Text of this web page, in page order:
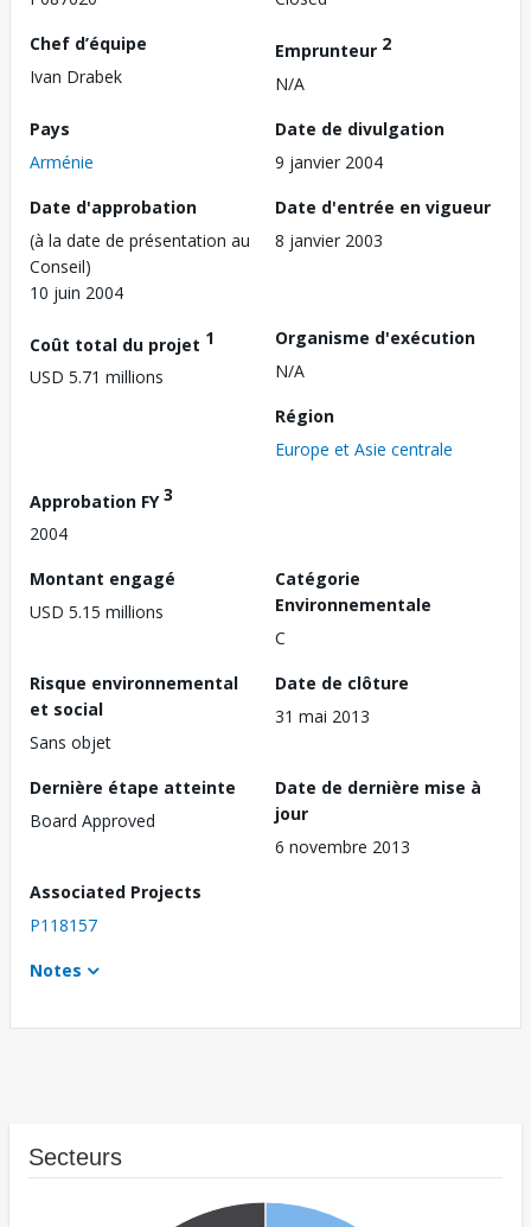
Chef d’équipe
Ivan Drabek
Emprunteur 2
N/A
Pays
Arménie
Date de divulgation
9 janvier 2004
Date d'approbation
(à la date de présentation au
Conseil)
10 juin 2004
Date d'entrée en vigueur
8 janvier 2003
Coût total du projet 1
USD 5.71 millions
Organisme d'exécution
N/A
Région
Europe et Asie centrale
Approbation FY3
2004
Montant engagé
USD 5.15 millions
Catégorie
Environnementale
C
Risque environnemental
et social
Sans objet
Date de clôture
31 mai 2013
Dernière étape atteinte
Board Approved
Date de dernière mise à
jour
6 novembre 2013
Associated Projects
P118157
Notes
Secteurs